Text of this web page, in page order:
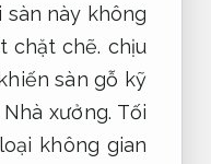
sàn này không
chặt chẽ. chịu
sàn gỗ kỹ
Nhà xưởng. Tối
không gian